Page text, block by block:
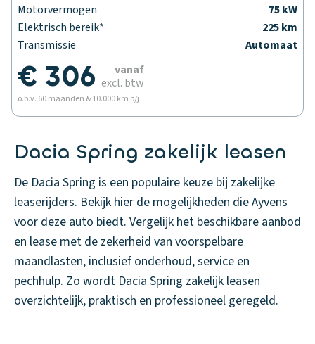
Motorvermogen
75 kW
Elektrisch bereik*
225 km
Transmissie
Automaat
€ 306
vanaf
excl. btw
o.b.v. 60 maanden & 10.000 km p/j
Dacia Spring zakelijk leasen
De Dacia Spring is een populaire keuze bij zakelijke
leaserijders. Bekijk hier de mogelijkheden die Ayvens
voor deze auto biedt. Vergelijk het beschikbare aanbod
en lease met de zekerheid van voorspelbare
maandlasten, inclusief onderhoud, service en
pechhulp. Zo wordt Dacia Spring zakelijk leasen
overzichtelijk, praktisch en professioneel geregeld.